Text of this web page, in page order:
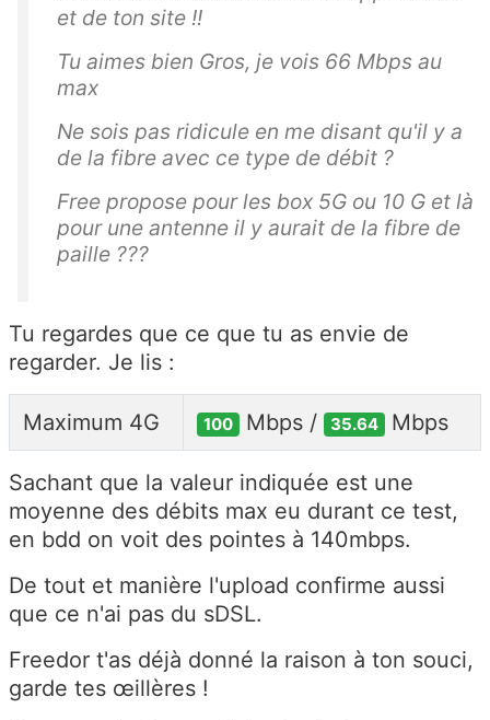
et de ton site !!
Tu aimes bien Gros, je vois 66 Mbps au
max
Ne sois pas ridicule en me disant qu'il y a
de la fibre avec ce type de débit ?
Free propose pour les box 5G ou 10 G et là
pour une antenne il y aurait de la fibre de
paille ???
Tu regardes que ce que tu as envie de
regarder. Je lis :
Maximum 4G 100 Mbps / 35.64 Mbps
Sachant que la valeur indiquée est une
moyenne des débits max eu durant ce test,
en bdd on voit des pointes à 140mbps.
De tout et manière l'upload confirme aussi
que ce n'ai pas du sDSL.
Freedor t'as déjà donné la raison à ton souci,
garde tes œillères !